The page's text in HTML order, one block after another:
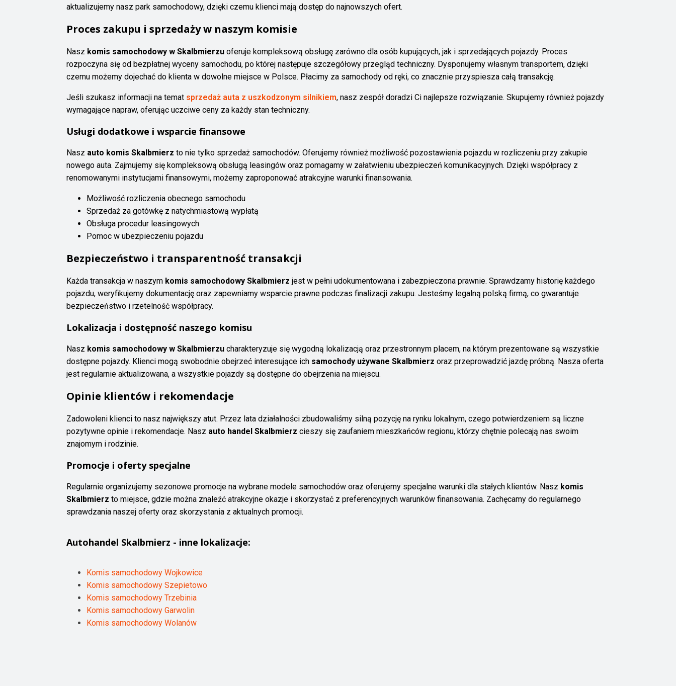
aktualizujemy nasz park samochodowy, dzięki czemu klienci mają dostęp do najnowszych ofert.
Proces zakupu i sprzedaży w naszym komisie
Nasz komis samochodowy w Skalbmierzu oferuje kompleksową obsługę zarówno dla osób kupujących, jak i sprzedających pojazdy. Proces
rozpoczyna się od bezpłatnej wyceny samochodu, po której następuje szczegółowy przegląd techniczny. Dysponujemy własnym transportem, dzięki
czemu możemy dojechać do klienta w dowolne miejsce w Polsce. Płacimy za samochody od ręki, co znacznie przyspiesza całą transakcję.
Jeśli szukasz informacji na temat sprzedaż auta z uszkodzonym silnikiem, nasz zespół doradzi Ci najlepsze rozwiązanie. Skupujemy również pojazdy
wymagające napraw, oferując uczciwe ceny za każdy stan techniczny.
Usługi dodatkowe i wsparcie finansowe
Nasz auto komis Skalbmierz to nie tylko sprzedaż samochodów. Oferujemy również możliwość pozostawienia pojazdu w rozliczeniu przy zakupie
nowego auta. Zajmujemy się kompleksową obsługą leasingów oraz pomagamy w załatwieniu ubezpieczeń komunikacyjnych. Dzięki współpracy z
renomowanymi instytucjami finansowymi, możemy zaproponować atrakcyjne warunki finansowania.
Możliwość rozliczenia obecnego samochodu
Sprzedaż za gotówkę z natychmiastową wypłatą
Obsługa procedur leasingowych
Pomoc w ubezpieczeniu pojazdu
Bezpieczeństwo i transparentność transakcji
Każda transakcja w naszym komis samochodowy Skalbmierz jest w pełni udokumentowana i zabezpieczona prawnie. Sprawdzamy historię każdego
pojazdu, weryfikujemy dokumentację oraz zapewniamy wsparcie prawne podczas finalizacji zakupu. Jesteśmy legalną polską firmą, co gwarantuje
bezpieczeństwo i rzetelność współpracy.
Lokalizacja i dostępność naszego komisu
Nasz komis samochodowy w Skalbmierzu charakteryzuje się wygodną lokalizacją oraz przestronnym placem, na którym prezentowane są wszystkie
dostępne pojazdy. Klienci mogą swobodnie obejrzeć interesujące ich samochody używane Skalbmierz oraz przeprowadzić jazdę próbną. Nasza oferta
jest regularnie aktualizowana, a wszystkie pojazdy są dostępne do obejrzenia na miejscu.
Opinie klientów i rekomendacje
Zadowoleni klienci to nasz największy atut. Przez lata działalności zbudowaliśmy silną pozycję na rynku lokalnym, czego potwierdzeniem są liczne
pozytywne opinie i rekomendacje. Nasz auto handel Skalbmierz cieszy się zaufaniem mieszkańców regionu, którzy chętnie polecają nas swoim
znajomym i rodzinie.
Promocje i oferty specjalne
Regularnie organizujemy sezonowe promocje na wybrane modele samochodów oraz oferujemy specjalne warunki dla stałych klientów. Nasz komis
Skalbmierz to miejsce, gdzie można znaleźć atrakcyjne okazje i skorzystać z preferencyjnych warunków finansowania. Zachęcamy do regularnego
sprawdzania naszej oferty oraz skorzystania z aktualnych promocji.
Autohandel Skalbmierz - inne lokalizacje:
Komis samochodowy Wojkowice
Komis samochodowy Szepietowo
Komis samochodowy Trzebinia
Komis samochodowy Garwolin
Komis samochodowy Wolanów